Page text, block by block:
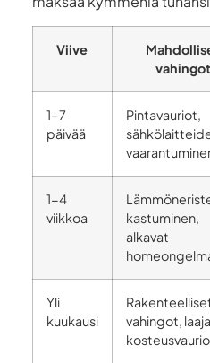
Viive
vahingot
1-7
päivää
Pintavauriot,
1-4
viikkoa
kastuminen,
alkavat
Yli
kuukausi
vahingot,